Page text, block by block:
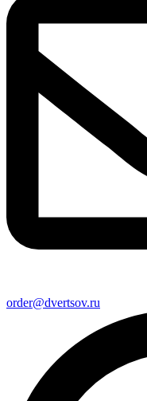
order@dvertsov.ru